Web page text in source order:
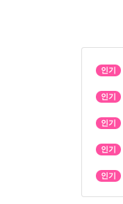
인기
인기
인기
인기
인기